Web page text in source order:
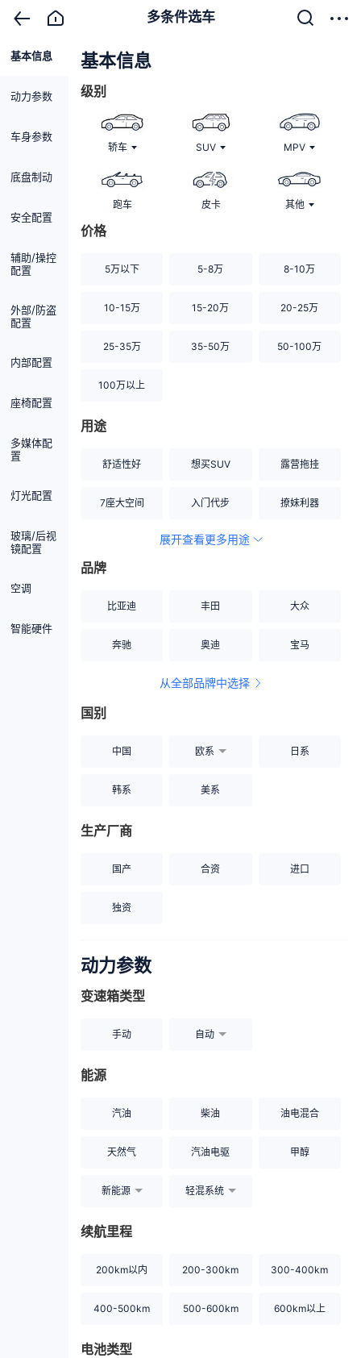
多条件选车
基本信息
动力参数
车身参数
底盘制动
安全配置
辅助/操控
配置
外部/防盗
配置
内部配置
座椅配置
多媒体配
置
灯光配置
玻璃/后视
镜配置
空调
智能硬件
基本信息
级别
轿车 SUV MPV
跑车 皮卡 其他
价格
5万以下 5-8万 8-10万
10-15万 15-20万 20-25万
25-35万 35-50万 50-100万
100万以上
用途
舒适性好 想买SUV 露营拖挂
7座大空间 入门代步 撩妹利器
空间宽敞
展开查看更多用途
品牌
比亚迪 丰田 大众
奔驰 奥迪 宝马
从全部品牌中选择
国别
中国 欧系 日系
韩系 美系
生产厂商
国产 合资 进口
独资
动力参数
变速箱类型
手动 自动
能源
汽油 柴油 油电混合
天然气 汽油电驱 甲醇
新能源 轻混系统
续航里程
200km以内 200-300km 300-400km
400-500km 500-600km 600km以上
电池类型